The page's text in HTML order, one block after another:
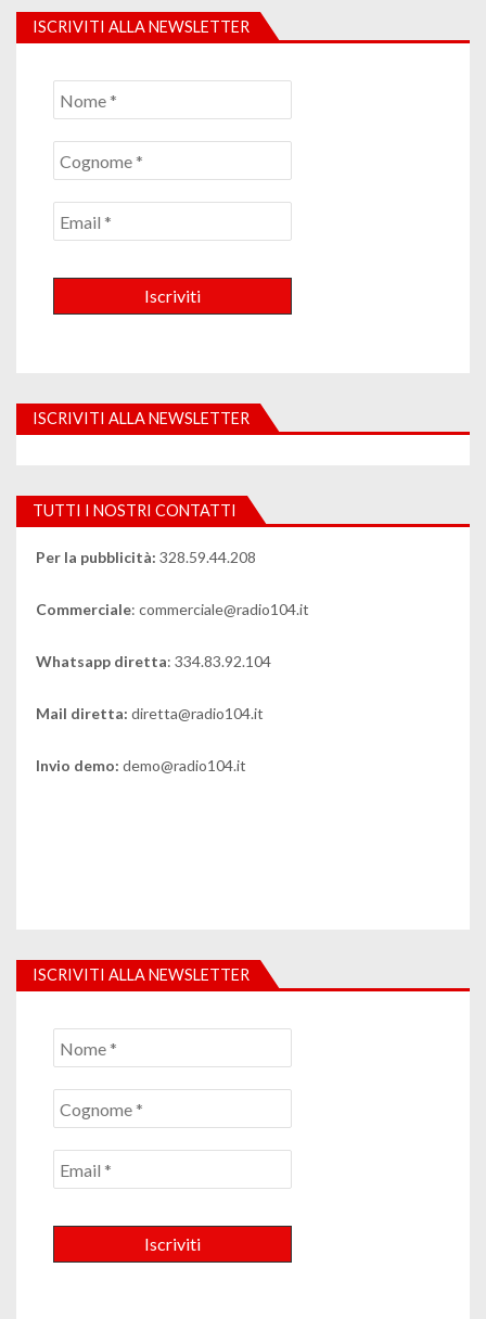
ISCRIVITI ALLA NEWSLETTER
ISCRIVITI ALLA NEWSLETTER
TUTTI I NOSTRI CONTATTI
Per la pubblicità: 328.59.44.208
Commerciale: commerciale@radio104.it
Whatsapp diretta: 334.83.92.104
Mail diretta: diretta@radio104.it
Invio demo: demo@radio104.it
ISCRIVITI ALLA NEWSLETTER